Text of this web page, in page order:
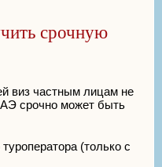
срочную
виз частным лицам не
срочно может быть
(только с